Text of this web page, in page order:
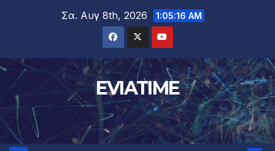
Σα. Αυγ 8th, 2026 1:05:17 AM
EVIATIME